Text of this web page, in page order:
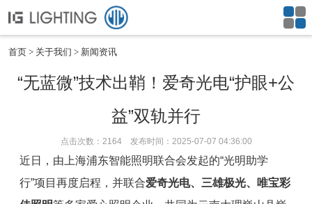
首页 关于我们 新闻资讯
“无蓝微”技术出鞘！爱奇光电“护眼+公
益”双轨并行
点击次数：2164 发布时间：2025-07-07 04:36:00
近日， 由上海浦东智能照明联合会发起的“光明 助学
行”项 目再度启程，并联合爱奇光电、三雄极光、唯宝彩